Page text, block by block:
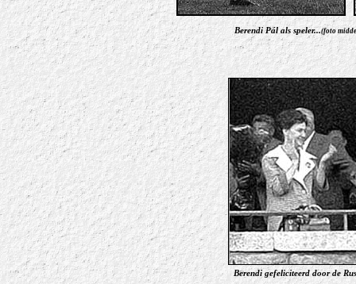
Berendi Pál als speler...(foto
Berendi gefeliciteerd door de